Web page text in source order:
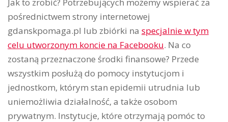
pośrednictwem strony internetowej
gdanskpomaga.pl lub zbiórki na specjalnie w tym
celu utworzonym koncie na Facebooku. Na co
zostaną przeznaczone środki finansowe? Przede
wszystkim posłużą do pomocy instytucjom i
jednostkom, którym stan epidemii utrudnia lub
uniemożliwia działalność, a także osobom
prywatnym. Instytucje, które otrzymają pomóc to